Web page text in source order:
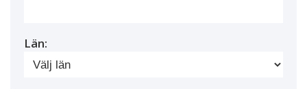
Län: